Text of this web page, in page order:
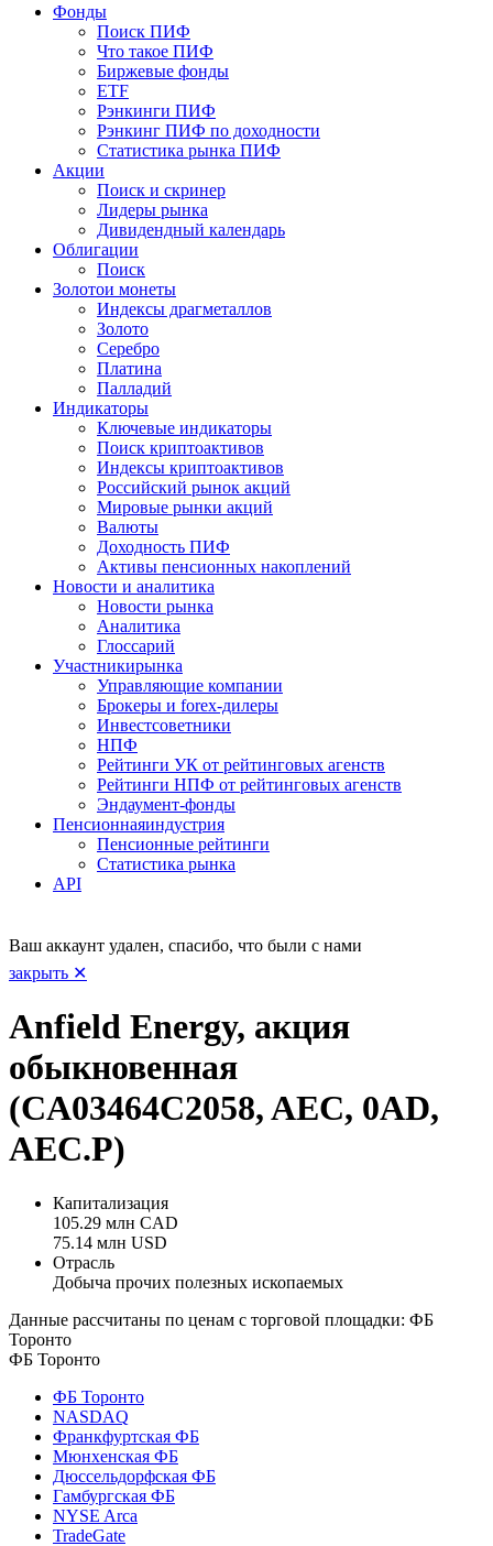
Фонды
Поиск ПИФ
Что такое ПИФ
Биржевые фонды
ETF
Рэнкинги ПИФ
Рэнкинг ПИФ по доходности
Статистика рынка ПИФ
Акции
Поиск и скринер
Лидеры рынка
Дивидендный календарь
Облигации
Поиск
Золотои монеты
Индексы драгметаллов
Золото
Серебро
Платина
Палладий
Индикаторы
Ключевые индикаторы
Поиск криптоактивов
Индексы криптоактивов
Российский рынок акций
Мировые рынки акций
Валюты
Доходность ПИФ
Активы пенсионных накоплений
Новости и аналитика
Новости рынка
Аналитика
Глоссарий
Участникирынка
Управляющие компании
Брокеры и forex-дилеры
Инвестсоветники
НПФ
Рейтинги УК от рейтинговых агенств
Рейтинги НПФ от рейтинговых агенств
Эндаумент-фонды
Пенсионнаяиндустрия
Пенсионные рейтинги
Статистика рынка
API
Ваш аккаунт удален, спасибо, что были с нами
закрыть ✕
Anfield Energy, акция
обыкновенная
(CA03464C2058, AEC, 0AD,
AEC.P)
Капитализация
105.29 млн CAD
75.14 млн USD
Отрасль
Добыча прочих полезных ископаемых
Данные рассчитаны по ценам с торговой площадки: ФБ
Торонто
ФБ Торонто
ФБ Торонто
NASDAQ
Франкфуртская ФБ
Мюнхенская ФБ
Дюссельдорфская ФБ
Гамбургская ФБ
NYSE Arca
TradeGate